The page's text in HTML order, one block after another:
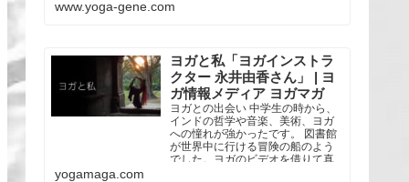
リシケシにあるシバナンダ・アシ
リシケシのTattvaa Yogashalaにて
全米ヨガアライアンス5...
www.yoga-gene.com
ヨガと私「ヨガインストラ
クター 永井由香さん」 | ヨ
ガ情報メディア ヨガマガ
ヨガとの出会い 中学生の時から、
インドの哲学や音楽、美術、ヨガ
への憧れが強かったです。 図書館
が世界中に行ける冒険の船のよう
でした。ヨガのビデオを借りて真
yogamaga.com